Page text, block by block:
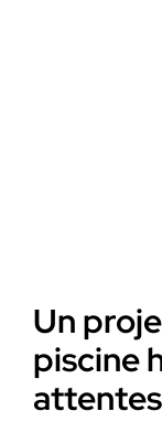
Un
piscine